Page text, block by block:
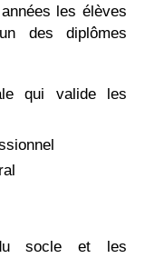
les élèves
des diplômes
qui valide les
du socle et les